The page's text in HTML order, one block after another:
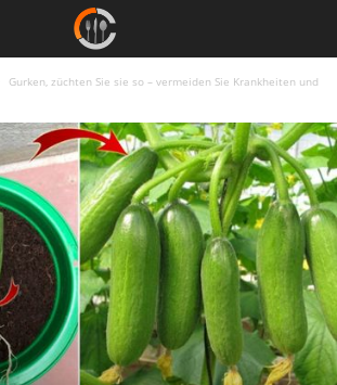
Gurken, züchten Sie sie so – vermeiden Sie Krankheiten und